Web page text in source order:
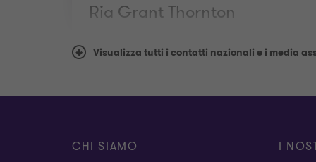
Ria Grant Thornton
+39 02 33 14 809
Visualizza tutti i contatti nazionali e i media
CHI SIAMO I